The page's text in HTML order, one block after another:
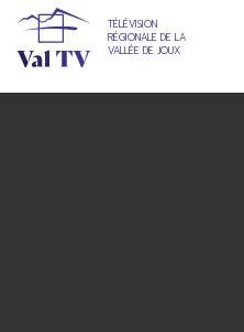
TÉLÉVISION
RÉGIONALE DE LA
VALLÉE DE JOUX